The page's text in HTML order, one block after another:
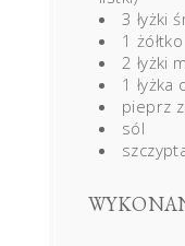
3 łyżki
1 żółtko
2 łyżki
1 łyżka
pieprz
sól